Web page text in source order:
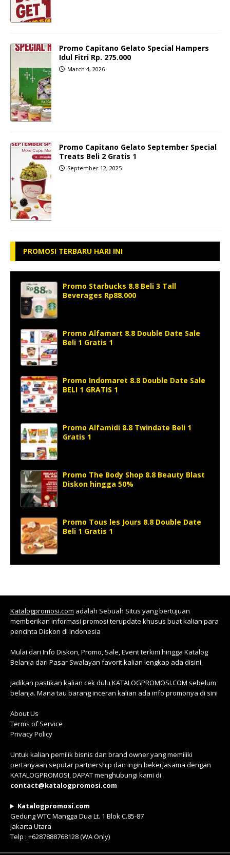
Promo Capitano Gelato Special Hampers
Idul Fitri Rp. 275.000
March 4, 2026
Promo Capitano Gelato September Special
Treats Beli 2 Gratis 1
September 12, 2025
PROMOSI TERBARU HARI INI
Promo Starbucks 8.8 Beli 3 Tall
Beverages Rp88.000
Promo Alfamart 8.8 Double Date Sale
Beli 1 Gratis 1
Promo Indomaret 8.8 Double Date Sale
BELI 1 GRATIS 1
Promo Alfamidi 8.8 Twindate Beli 1
Gratis 1
Promo The Body Shop 8.8 Beauty Blast
Diskon hingga 50%
Promo Tous les Jours 8.8 Double Date
Beli 1 Gratis 1
Katalogpromosi.com adalah Sebuah Situs yang bertujuan
memberikan informasi promosi terupdate khusus buat kalian para
pencinta Diskon di Indonesia
Mulai dari Info Diskon, Promo, Sale, Event terkini hingga Katalog
Belanja dari Pasar Swalayan favorit kalian lengkap ada disini.
Jadikan pastikan kalian cek dulu KATALOGPROMOSI.COM sebelum
belanja. Mana tau barang inceran kalian ada info promonya di sini
About Us
Terms of Service
Privacy Policy
Untuk kalian pemilik bisnis dan brand owner yang memiliki
pertanyaan seputar partnership dan ingin bekerjasama dengan
KATALOGPROMOSI, DAPAT menghubungi kami di
contact@katalogpromosi.com
Katalogpromosi.com
Gedung WTC Mangga Dua Lt. 1 Blok C.85-87
Jakarta Utara
Telp : +6287888768128 (WA Only)